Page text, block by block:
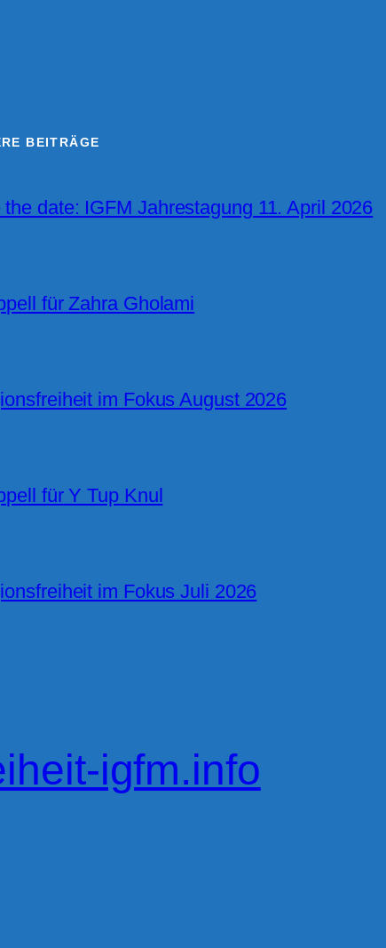
BEITRÄGE
the date: IGFM Jahrestagung 11. April 2026
für Zahra Gholami
im Fokus August 2026
für Y Tup Knul
im Fokus Juli 2026
igfm.info